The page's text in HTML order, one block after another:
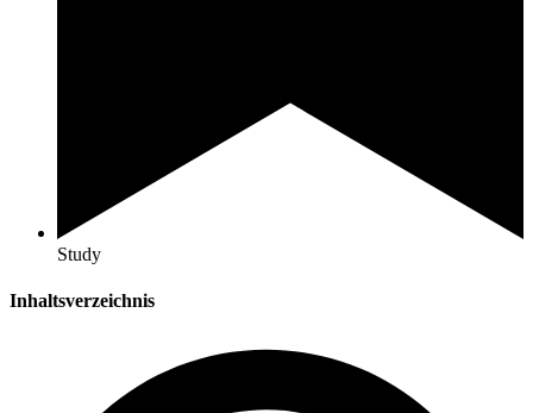
Study
Inhaltsverzeichnis